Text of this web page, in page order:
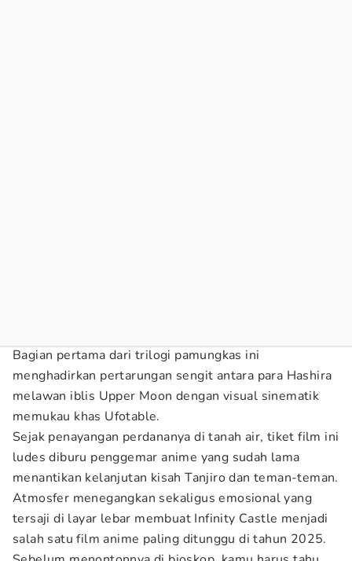
Bagian pertama dari trilogi pamungkas ini
menghadirkan pertarungan sengit antara para Hashira
melawan iblis Upper Moon dengan visual sinematik
memukau khas Ufotable.
Sejak penayangan perdananya di tanah air, tiket film ini
ludes diburu penggemar anime yang sudah lama
menantikan kelanjutan kisah Tanjiro dan teman-teman.
Atmosfer menegangkan sekaligus emosional yang
tersaji di layar lebar membuat Infinity Castle menjadi
salah satu film anime paling ditunggu di tahun 2025.